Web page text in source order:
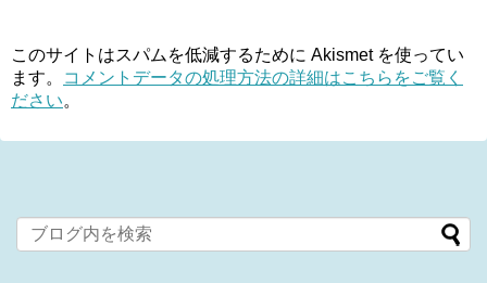
このサイトはスパムを低減するために Akismet を使ってい
ます。
コメントデータの処理方法の詳細はこちらをご覧く
ださい。